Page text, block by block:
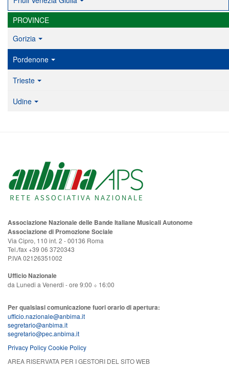
PROVINCE
Gorizia
Pordenone
Trieste
Udine
Associazione Nazionale delle Bande Italiane Musicali Autonome
Associazione di Promozione Sociale
Via Cipro, 110 int. 2 - 00136 Roma
Tel./fax +39 06 3720343
P.IVA 02126351002
Ufficio Nazionale
da Lunedi a Venerdi - ore 9:00 ÷ 16:00
Per qualsiasi comunicazione fuori orario di apertura:
ufficio.nazionale@anbima.it
segretario@anbima.it
segretario@pec.anbima.it
Privacy PolicyCookie Policy
AREA RISERVATA PER I GESTORI DEL SITO WEB